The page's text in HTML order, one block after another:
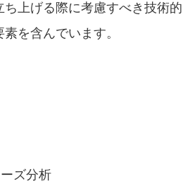
ち上げる際に考慮すべき技術的
を含んでいます。
ズ分析